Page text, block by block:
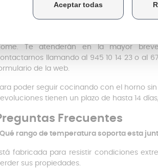
marcas, comoAEG,Balay
que la longitud de esta junta
Te atenderán en la mayor
llamando al 945 10 14 23 o al
de la web.
poder seguir cocinando con el horno
tienen un plazo de hasta 14
Frecuentes
rango de temperatura soporta esta
fabricada para resistir condiciones
sus propiedades.